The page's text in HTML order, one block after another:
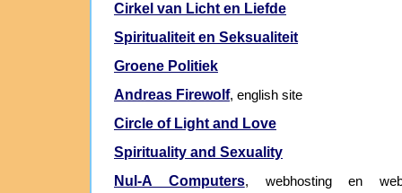
Cirkel van Licht en Liefde
Spiritualiteit en Seksualiteit
Groene Politiek
Andreas Firewolf, english site
Circle of Light and Love
Spirituality and Sexuality
Nul-A Computers, webhosting en